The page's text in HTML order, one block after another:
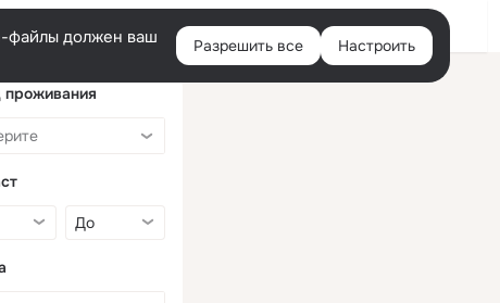
Войти
файлы должен ваш
Разрешить все Настроить
проживания